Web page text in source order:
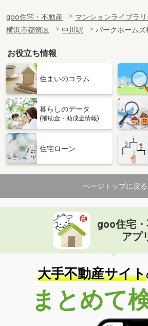
goo住宅・不動産 マンションライブラリ
横浜市都筑区
中川駅 パークホーム
お役立ち情報
住まいのコラム
暮らしのデータ
(補助金・助成金情報)
住宅ローン
ページトップに戻る
goo住宅
アプ
大手不動産サイト
まとめて